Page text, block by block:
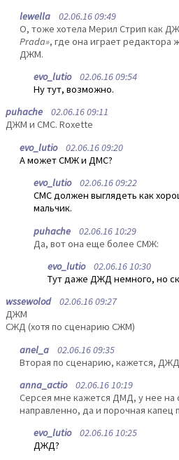
lewella 02.06.16 09:49
О, тоже хотела Мерил Стрип как
Prada», где она играет
ДЖМ.
evo_lutio02.06.16 09:54
Ну тут, возможно.
puhache 02.06.16 09:11
ДЖМ и СМС. Roxette
evo_lutio02.06.16 09:20
А может СМЖ и ДМС?
evo_lutio02.06.16 09:22
СМС должен выглядеть как
мальчик.
puhache 02.06.16 10:29
Да, вот она еще более СМЖ:
evo_lutio02.06.16 10:30
Тут даже ДЖД немного, но
wssewolod02.06.16 09:27
ДЖМ
СЖД (хотя по сценарию СЖМ)
anel_a 02.06.16 09:35
Вторая по сценарию, кажется, ДЖД
anna_actio02.06.16 10:19
Серсея мне кажется ДМД, у нее на
направленно, да и порочная капец
evo_lutio02.06.16 10:25
ДЖД?